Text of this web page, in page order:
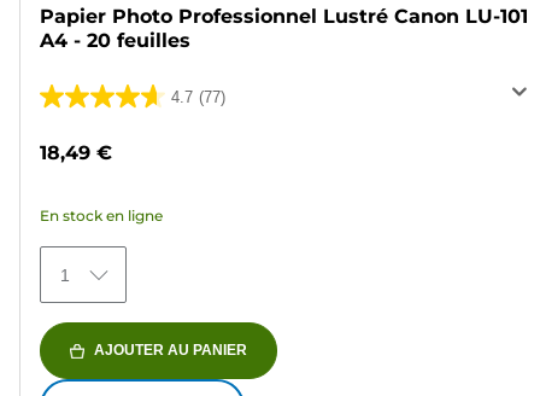
Papier Photo Professionnel Lustré Canon LU-101
A4 - 20 feuilles
4.7 (77)
4.7
77
avis
18,49 €
En stock en ligne
1
AJOUTER AU PANIER